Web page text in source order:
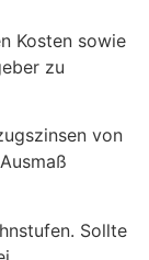
Kosten sowie
zu
von
Sollte